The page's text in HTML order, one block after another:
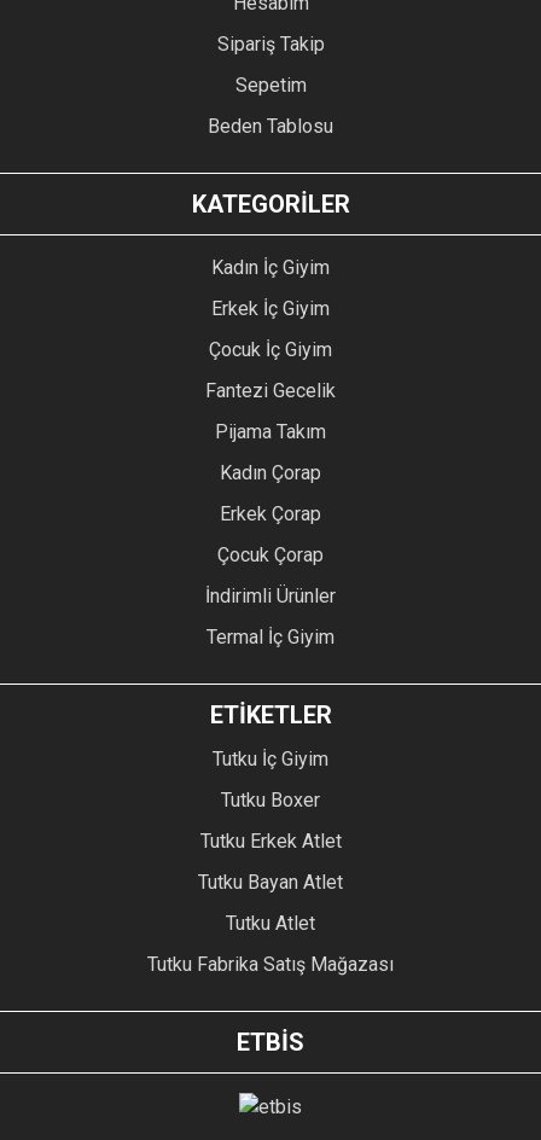
Sipariş Takip
Sepetim
Beden Tablosu
KATEGORİLER
Kadın İç Giyim
Erkek İç Giyim
Çocuk İç Giyim
Fantezi Gecelik
Pijama Takım
Kadın Çorap
Erkek Çorap
Çocuk Çorap
İndirimli Ürünler
Termal İç Giyim
ETİKETLER
Tutku İç Giyim
Tutku Boxer
Tutku Erkek Atlet
Tutku Bayan Atlet
Tutku Atlet
Tutku Fabrika Satış Mağazası
ETBİS